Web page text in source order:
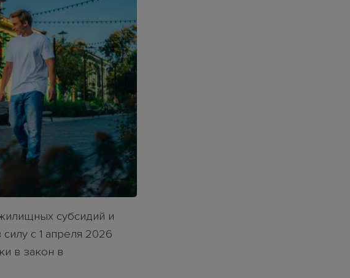
субсидий и
с 1 апреля 2026
в закон в